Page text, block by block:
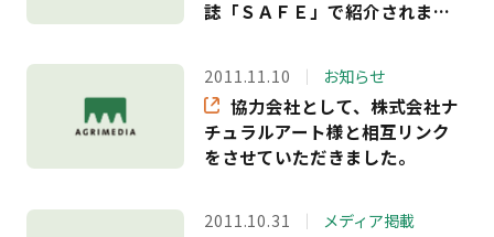
誌「ＳＡＦＥ」で紹介されまし
2011.11.10 お知らせ
協力会社として、株式会社ナ
チュラルアート様と相互リンク
をさせていただきました。
2011.10.31 メディア掲載